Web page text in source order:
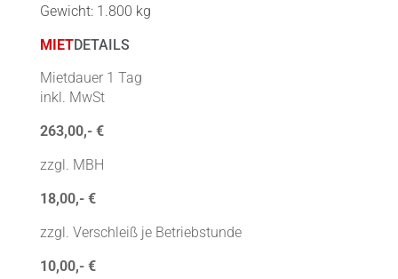
Gewicht: 1.800 kg
MIETDETAILS
Mietdauer 1 Tag
inkl. MwSt
263,00,- €
zzgl. MBH
18,00,- €
zzgl. Verschleiß je Betriebstunde
10,00,- €